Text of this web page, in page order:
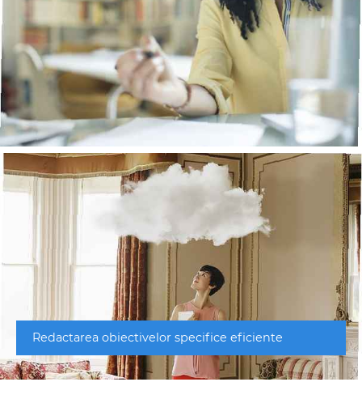
Redactarea obiectivelor specifice eficiente